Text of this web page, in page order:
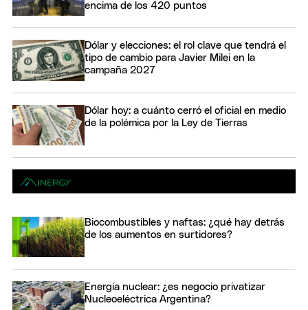
encima de los 420 puntos
Dólar y elecciones: el rol clave que tendrá el
tipo de cambio para Javier Milei en la
campaña 2027
Dólar hoy: a cuánto cerró el oficial en medio
de la polémica por la Ley de Tierras
Biocombustibles y naftas: ¿qué hay detrás
de los aumentos en surtidores?
Energía nuclear: ¿es negocio privatizar
Nucleoeléctrica Argentina?